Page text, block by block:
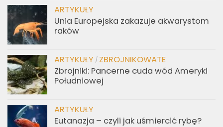
ARTYKUŁY
Unia Europejska zakazuje akwarystom
raków
ARTYKUŁY / ZBROJNIKOWATE
Zbrojniki: Pancerne cuda wód Ameryki
Południowej
ARTYKUŁY
Eutanazja – czyli jak uśmiercić rybę?